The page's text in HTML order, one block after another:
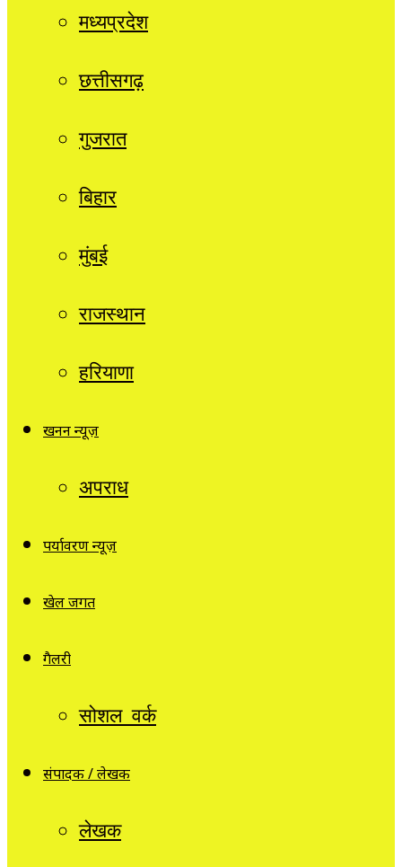
मध्यप्रदेश
छत्तीसगढ़
गुजरात
बिहार
मुंबई
राजस्थान
हरियाणा
खनन न्यूज़
अपराध
पर्यावरण न्यूज़
खेल जगत
गैलरी
सोशल वर्क
संपादक / लेखक
लेखक